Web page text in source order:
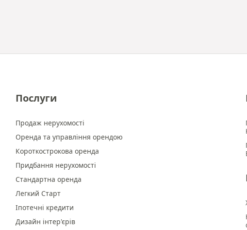
Послуги
Продаж нерухомості
Оренда та управління орендою
Короткострокова оренда
Придбання нерухомості
Стандартна оренда
Легкий Старт
Іпотечні кредити
Дизайн інтер'єрів